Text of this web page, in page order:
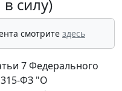
в силу)
смотрите здесь
7 Федерального
315-ФЗ "О